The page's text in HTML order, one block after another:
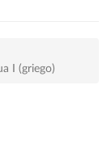
I (griego)